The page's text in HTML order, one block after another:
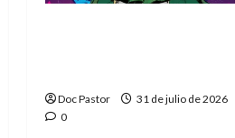
Doc Pastor
31 de julio de 2026
0